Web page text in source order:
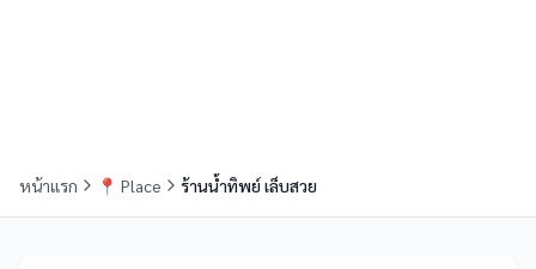
หน้าแรก 📍 Place ร้านน้ำทิพย์ เล็บสวย